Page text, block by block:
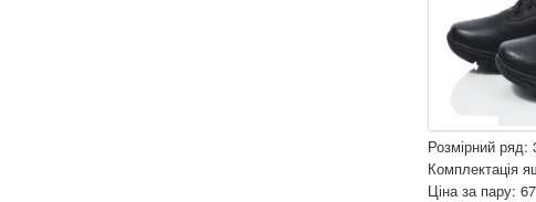
Розмірний ряд:
Комплектація
Ціна за пару: